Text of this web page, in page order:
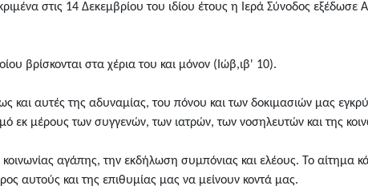
στις 14 Δεκεμβρίου του ιδίου έτους η Ιερά Σύνοδος εξέδωσε
βρίσκονται στα χέρια του και μόνον (Ιώβ,ιβ' 10).
και αυτές της αδυναμίας, του πόνου και των δοκιμασιών μας
εκ μέρους των συγγενών, των ιατρών, των νοσηλευτών και της
αγάπης, την εκδήλωση συμπόνιας και ελέους. Το αίτημα
αυτούς και της επιθυμίας μας να μείνουν κοντά μας.